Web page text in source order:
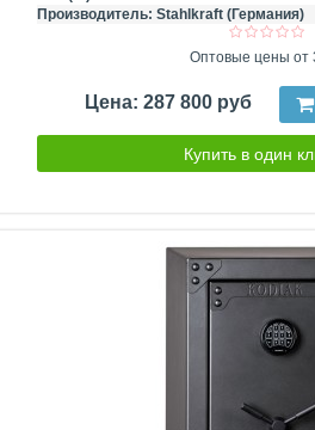
Производитель: Stahlkraft (Германия)
Оптовые цены от
Цена: 287 800 руб
Купить в один